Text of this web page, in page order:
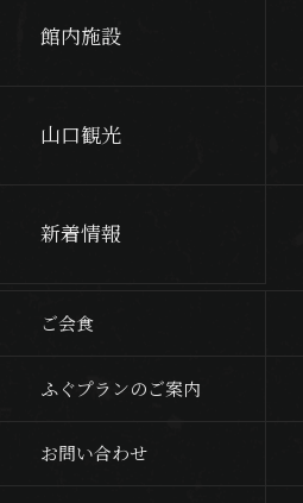
館内施設
山口観光
新着情報
ご会食
ふぐプランのご案内
お問い合わせ